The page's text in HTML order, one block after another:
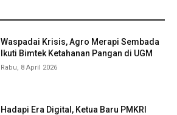
Waspadai Krisis, Agro Merapi Sembada
Ikuti Bimtek Ketahanan Pangan di UGM
Rabu, 8 April 2026
Hadapi Era Digital, Ketua Baru PMKRI